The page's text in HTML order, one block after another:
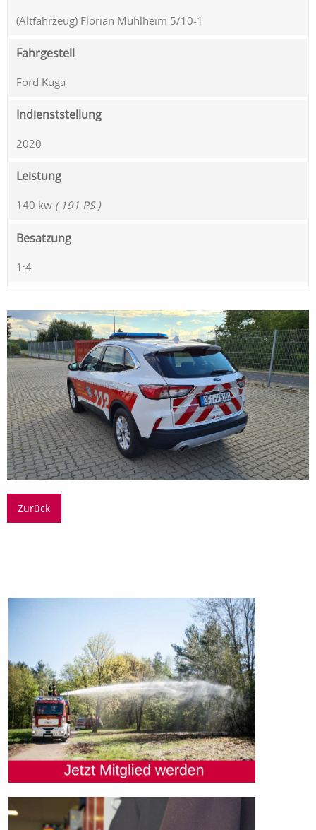
(Altfahrzeug) Florian Mühlheim 5/10-1
Fahrgestell
Ford Kuga
Indienststellung
2020
Leistung
140 kw ( 191 PS )
Besatzung
1:4
Zurück